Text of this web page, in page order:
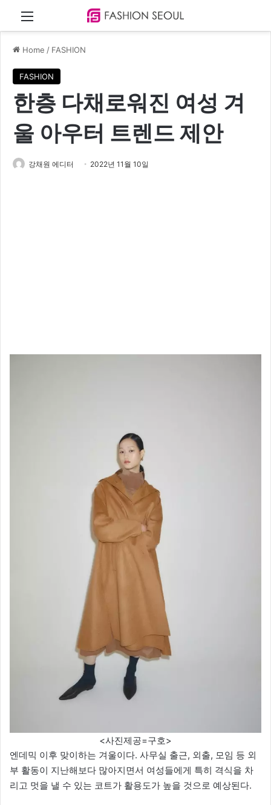
Menu
Home / FASHION
FASHION
한층 다채로워진 여성 겨
울 아우터 트렌드 제안
강채원 에디터 2022년 11월 10일
<사진제공=구호>
엔데믹 이후 맞이하는 겨울이다. 사무실 출근, 외출, 모임 등 외
부 활동이 지난해보다 많아지면서 여성들에게 특히 격식을 차
리고 멋을 낼 수 있는 코트가 활용도가 높을 것으로 예상된다.